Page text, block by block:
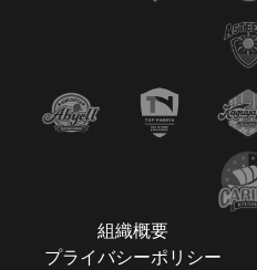
組織概要
プライバシーポリシー